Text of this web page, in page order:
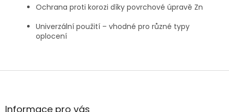
Ochrana proti korozi díky povrchové úpravě Zn
Univerzální použití – vhodné pro různé typy
oplocení
Z
aInformace pro vás